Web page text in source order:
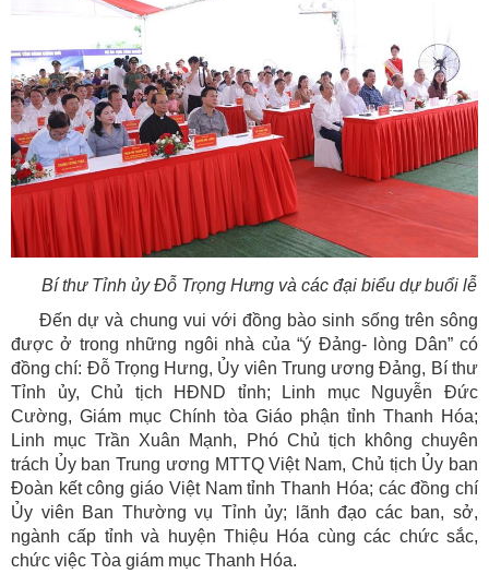
Bí thư Tỉnh ủy Đỗ Trọng Hưng và các đại biểu dự buổi lễ
Đến dự và chung vui với đồng bào sinh sống trên sông
được ở trong những ngôi nhà của “ý Đảng- lòng Dân” có
đồng chí: Đỗ Trọng Hưng, Ủy viên Trung ương Đảng, Bí thư
Tỉnh ủy, Chủ tịch HĐND tỉnh; Linh mục Nguyễn Đức
Cường, Giám mục Chính tòa Giáo phận tỉnh Thanh Hóa;
Linh mục Trần Xuân Mạnh, Phó Chủ tịch không chuyên
trách Ủy ban Trung ương MTTQ Việt Nam, Chủ tịch Ủy ban
Đoàn kết công giáo Việt Nam tỉnh Thanh Hóa; các đồng chí
Ủy viên Ban Thường vụ Tỉnh ủy; lãnh đạo các ban, sở,
ngành cấp tỉnh và huyện Thiệu Hóa cùng các chức sắc,
chức việc Tòa giám mục Thanh Hóa.